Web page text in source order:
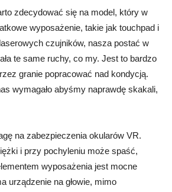
zdecydować się na model, który w
wyposażenie, takie jak touchpad i
czujników, nasza postać w
te same ruchy, co my. Jest to bardzo
granie popracować nad kondycją.
wymagało abyśmy naprawdę skakali,
na zabezpieczenia okularów VR.
i przy pochyleniu może spaść,
wyposażenia jest mocne
urządzenie na głowie, mimo